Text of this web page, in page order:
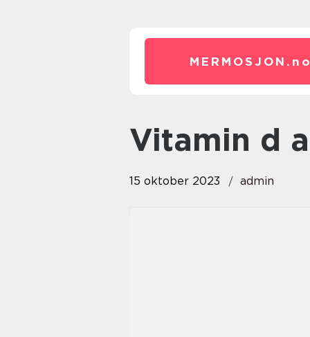
MERMOSJON.
vitamin d
15 oktober 2023 admin